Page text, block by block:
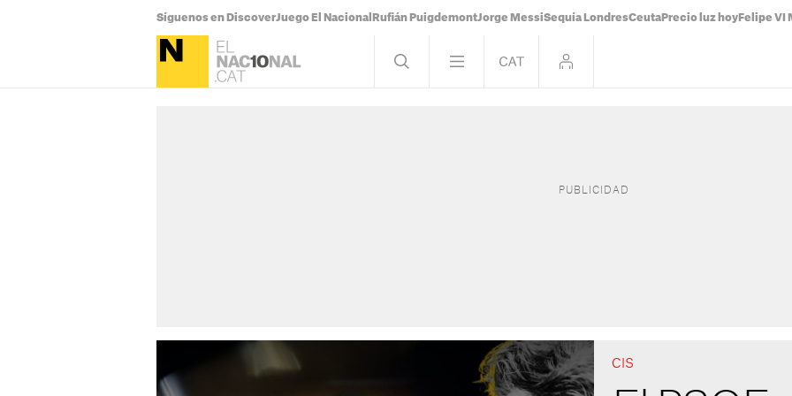
Síguenos en DiscoverJuego El Nacional Rufián PuigdemontJorge MessiSequía LondresCeuta Precio luz hoy Felipe VI
CIS